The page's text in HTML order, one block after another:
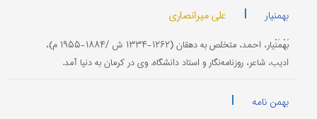
بهمنیار | علی میرانصاری
بَهْمَنْیار، احمد، متخلص‌ به‌ دهقان‌ (۱۲۶۲-۱۳۳۴ ش‌ /۱۸۸۴-۱۹۵۵ م)‌،
ادیب‌، شاعر، روزنامه‌نگار و استاد دانشگاه‌. وی‌ در كرمان‌ به‌ دنیا آمد.
بهمن نامه |